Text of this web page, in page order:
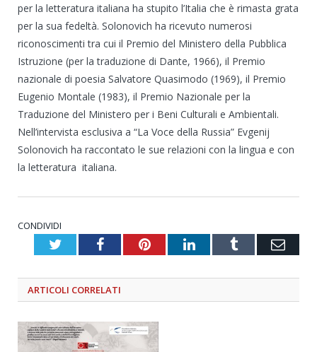
per la letteratura italiana ha stupito l’Italia che è rimasta grata
per la sua fedeltà. Solonovich ha ricevuto numerosi
riconoscimenti tra cui il Premio del Ministero della Pubblica
Istruzione (per la traduzione di Dante, 1966), il Premio
nazionale di poesia Salvatore Quasimodo (1969), il Premio
Eugenio Montale (1983), il Premio Nazionale per la
Traduzione del Ministero per i Beni Culturali e Ambientali.
Nell’intervista esclusiva a “La Voce della Russia” Evgenij
Solonovich ha raccontato le sue relazioni con la lingua e con
la letteratura italiana.
CONDIVIDI
TwitterFacebookPinterestLinkedInTumblr
ARTICOLI CORRELATI